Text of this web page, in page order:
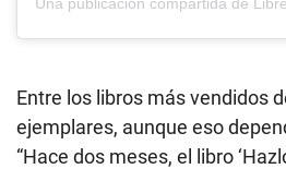
Entre los libros más vendidos
ejemplares, aunque eso
“Hace dos meses, el libro